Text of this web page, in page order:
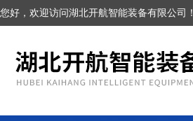
您好，欢迎访问湖北开航智能装备有限公司！